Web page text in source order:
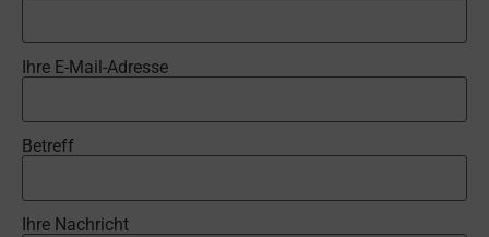
Ihre E-Mail-Adresse
Betreff
Ihre Nachricht